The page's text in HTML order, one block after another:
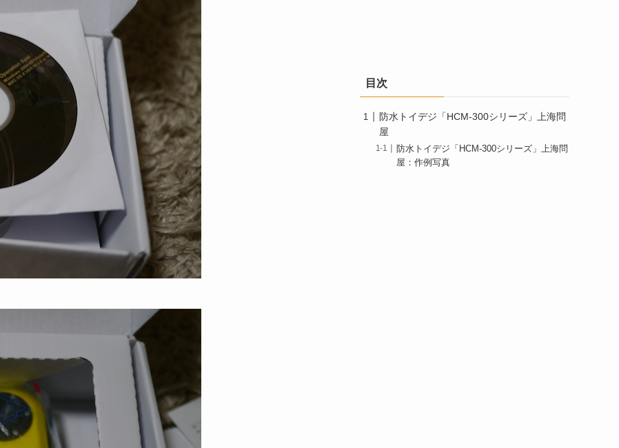
目次
防水トイデジ「HCM-300シリーズ」上海問
屋
防水トイデジ「HCM-300シリーズ」上海問
屋：作例写真